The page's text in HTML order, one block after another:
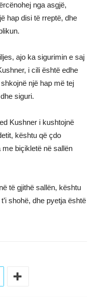
nga asgjë,
hap disi të rreptë, dhe
ajo ka sigurimin e saj
i cili është edhe
një hap më tej
siguri.
Kushner i kushtojnë
kështu që çdo
biçikletë në sallën
të gjithë sallën, kështu
shohë, dhe pyetja është